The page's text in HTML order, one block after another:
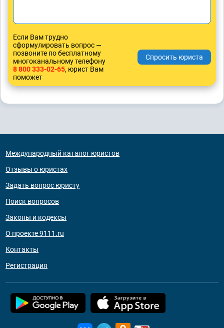
Если Вам трудно
сформулировать вопрос —
позвоните по бесплатному
многоканальному телефону
8 800 333-02-65, юрист Вам
поможет
Международный каталог юристов
Отзывы о юристах
Задать вопрос юристу
Поиск вопросов
Законы и кодексы
О проекте 9111.ru
Контакты
Регистрация